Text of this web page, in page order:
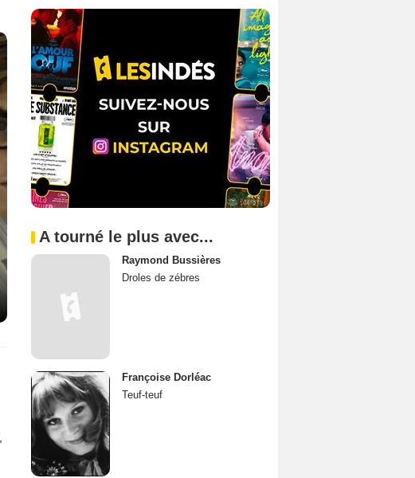
A tourné le plus avec...
Raymond Bussières
Droles de zébres
Françoise Dorléac
Teuf-teuf